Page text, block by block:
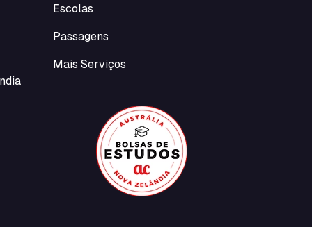
Escolas
Passagens
Mais Serviços